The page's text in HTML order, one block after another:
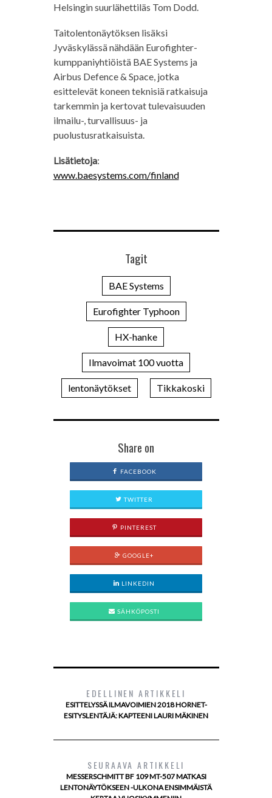
Helsingin suurlähettiläs Tom Dodd.
Taitolentonäytöksen lisäksi
Jyväskylässä nähdään Eurofighter-
kumppaniyhtiöistä BAE Systems ja
Airbus Defence & Space, jotka
esittelevät koneen teknisiä ratkaisuja
tarkemmin ja kertovat tulevaisuuden
ilmailu-, turvallisuus- ja
puolustusratkaisuista.
Lisätietoja:
www.baesystems.com/finland
Tagit
BAE Systems
Eurofighter Typhoon
HX-hanke
Ilmavoimat 100 vuotta
lentonäytökset Tikkakoski
Share on
FACEBOOK
TWITTER
PINTEREST
GOOGLE+
LINKEDIN
SÄHKÖPOSTI
EDELLINEN ARTIKKELI
ESITTELYSSÄ ILMAVOIMIEN 2018 HORNET-
ESITYSLENTÄJÄ: KAPTEENI LAURI MÄKINEN
SEURAAVA ARTIKKELI
MESSERSCHMITT BF 109 MT-507 MATKASI
LENTONÄYTÖKSEEN -ULKONA ENSIMMÄISTÄ